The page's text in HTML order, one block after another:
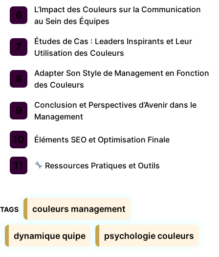
L’Impact des Couleurs sur la Communication
au Sein des Équipes
Études de Cas : Leaders Inspirants et Leur
Utilisation des Couleurs
Adapter Son Style de Management en Fonction
des Couleurs
Conclusion et Perspectives d’Avenir dans le
Management
Éléments SEO et Optimisation Finale
Ressources Pratiques et Outils
Étiquettes
couleurs management
dynamique quipe psychologie couleurs